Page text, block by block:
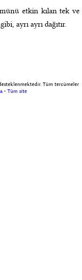
etkin kılan tek ve
ayrı ayrı dağıtır.
Tüm tercümeler
-Tüm site